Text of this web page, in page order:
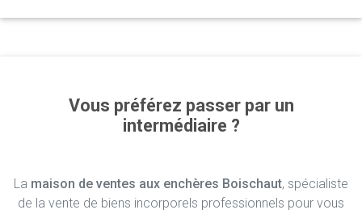
Vous préférez passer par un
intermédiaire ?
La maison de ventes aux enchères Boischaut, spécialiste
de la vente de biens incorporels professionnels pour vous